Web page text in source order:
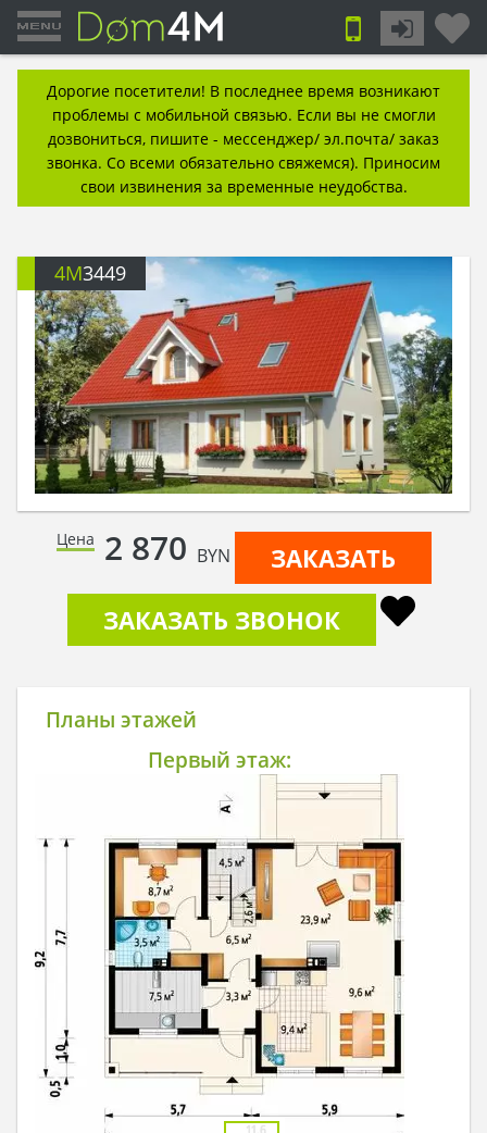
Дорогие посетители! В последнее время возникают
проблемы с мобильной связью. Если вы не смогли
дозвониться, пишите - мессенджер/ эл.почта/ заказ
звонка. Со всеми обязательно свяжемся). Приносим
свои извинения за временные неудобства.
4M3449
Цена 2 870 BYN
ЗАКАЗАТЬ
ЗАКАЗАТЬ ЗВОНОК
Планы этажей
Первый этаж: